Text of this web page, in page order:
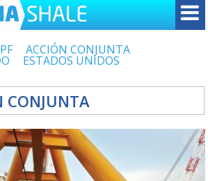
ACCIÓN CONJUNTA
ESTADOS UNIDOS
CONJUNTA